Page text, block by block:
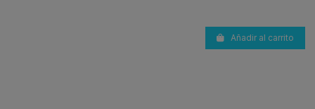
Añadir al carrito